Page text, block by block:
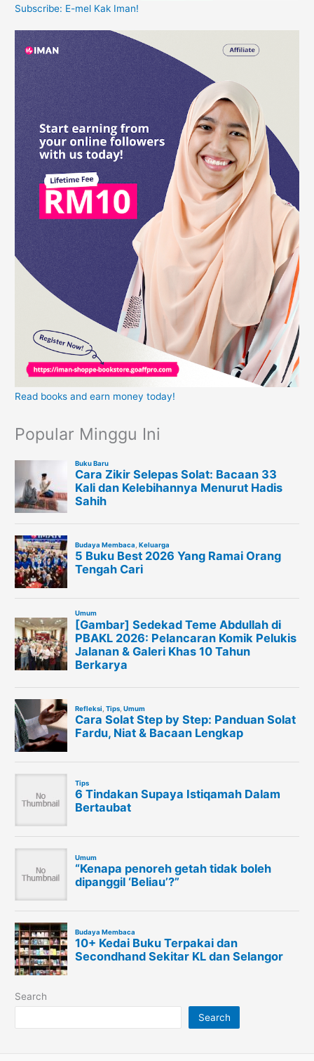
Subscribe: E-mel Kak Iman!
Read books and earn money today!
Popular Minggu Ini
Search
Search